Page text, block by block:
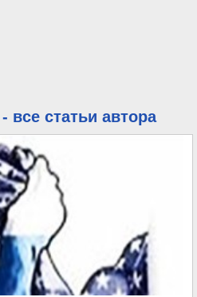
все статьи автора